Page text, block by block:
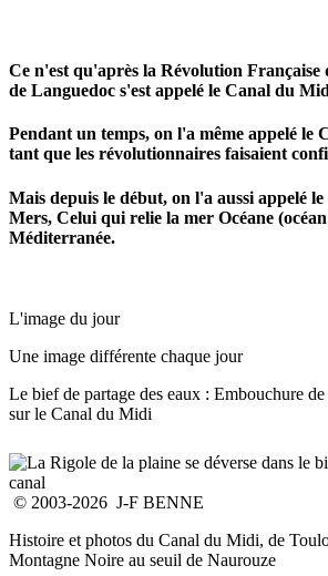
Ce n'est qu'après la Révolution Française
de Languedoc s'est appelé le Canal du
Pendant un temps, on l'a même appelé le
tant que les révolutionnaires faisaient
Mais depuis le début, on l'a aussi appelé
Mers, Celui qui relie la mer Océane
Méditerranée.
L'image du jour
Une image différente chaque jour
Le bief de partage des eaux : Embouchure
sur le Canal du Midi
© 2003-2026 J-F BENNE
Histoire et photos du Canal du Midi, de
Montagne Noire au seuil de Naurouze